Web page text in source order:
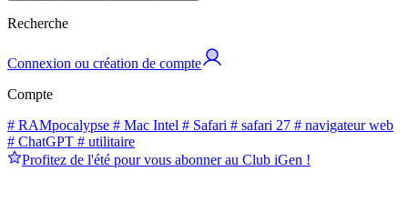
Recherche
Connexion ou création de compte
Compte
# RAMpocalypse # Mac Intel # Safari # safari 27 # navigateur web
# ChatGPT # utilitaire
Profitez de l'été pour vous abonner au Club iGen !